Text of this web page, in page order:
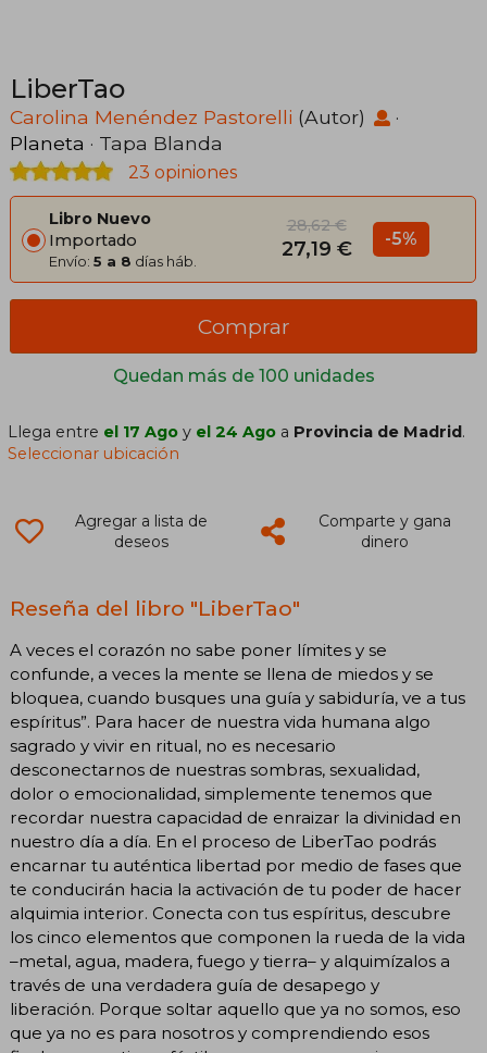
LiberTao
Carolina Menéndez Pastorelli (Autor)
·
Planeta · Tapa Blanda
23 opiniones
Libro Nuevo
Importado
Envío: 5 a 8 días háb.
28,62 €
27,19 € -5%
Quedan más de 100 unidades
Comprar
Llega entre el 17 Ago y el 24 Ago a Provincia de Madrid.
Seleccionar ubicación
Agregar a lista de
deseos
Comparte y gana
dinero
Reseña del libro "LiberTao"
A veces el corazón no sabe poner límites y se
confunde, a veces la mente se llena de miedos y se
bloquea, cuando busques una guía y sabiduría, ve a tus
espíritus”. Para hacer de nuestra vida humana algo
sagrado y vivir en ritual, no es necesario
desconectarnos de nuestras sombras, sexualidad,
dolor o emocionalidad, simplemente tenemos que
recordar nuestra capacidad de enraizar la divinidad en
nuestro día a día. En el proceso de LiberTao podrás
encarnar tu auténtica libertad por medio de fases que
te conducirán hacia la activación de tu poder de hacer
alquimia interior. Conecta con tus espíritus, descubre
los cinco elementos que componen la rueda de la vida
–metal, agua, madera, fuego y tierra– y alquimízalos a
través de una verdadera guía de desapego y
liberación. Porque soltar aquello que ya no somos, eso
que ya no es para nosotros y comprendiendo esos